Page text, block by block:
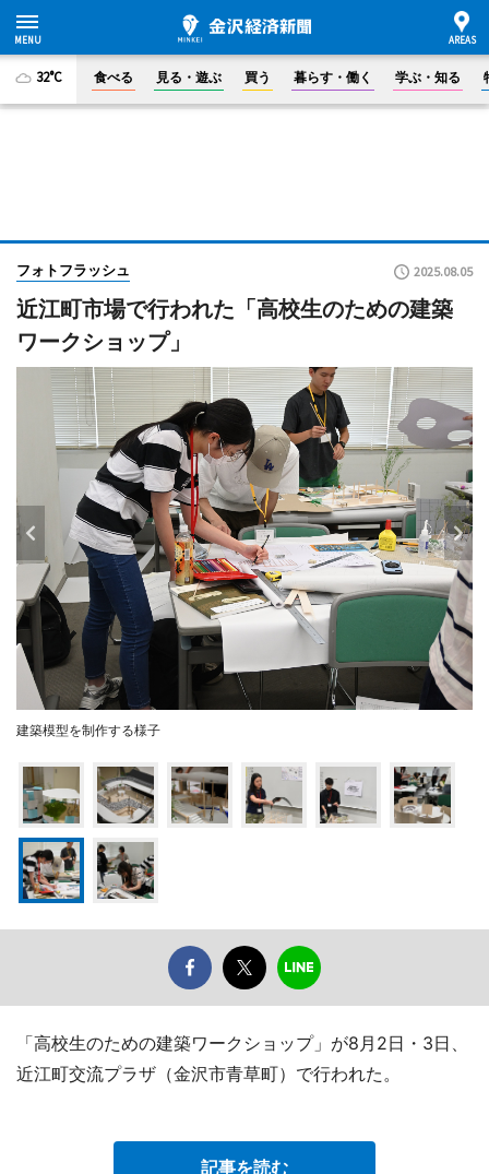
32°C 食べる 見る・遊ぶ 買う 暮らす・働く 学ぶ・知る
フォトフラッシュ 2025.08.05
近江町市場で行われた「高校生のための建築
ワークショップ」
建築模型を制作する様子
「高校生のための建築ワークショップ」が8月2日・3日、
近江町交流プラザ（金沢市青草町）で行われた。
記事を読む